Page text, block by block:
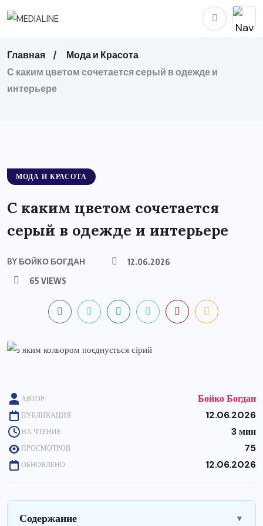
Главная
Мода и Красота
С каким цветом сочетается серый в одежде и
интерьере
МОДА И КРАСОТА
С каким цветом сочетается
серый в одежде и интерьере
BY БОЙКО БОГДАН
12.06.2026
65 VIEWS
АВТОР Бойко Богдан
ПУБЛИКАЦИЯ 12.06.2026
НА ЧТЕНИЕ 3 мин
ПРОСМОТРОВ 75
ОБНОВЛЕНО 12.06.2026
Содержание ▼